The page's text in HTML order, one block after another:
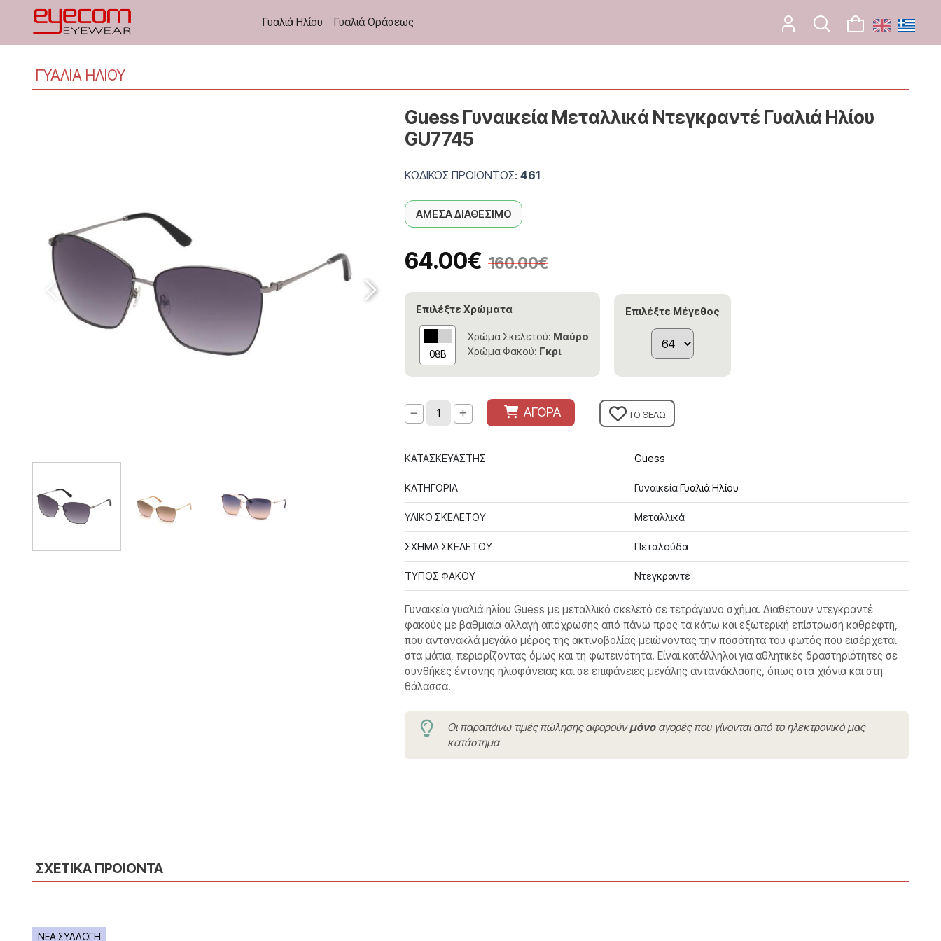
Γυαλιά Ηλίου Γυαλιά Οράσεως
ΓΥΑΛΙΑ ΗΛΙΟΥ
Guess Γυναικεία Μεταλλικά Ντεγκραντέ Γυαλιά Ηλίου
GU7745
ΚΩΔΙΚΟΣ ΠΡΟΙΟΝΤΟΣ: 461
ΑΜΕΣΑ ΔΙΑΘΕΣΙΜΟ
64.00€ 160.00€
Επιλέξτε Χρώματα
08B
Χρώμα Σκελετού: Μαύρο
Χρώμα Φακού: Γκρι
Επιλέξτε Μέγεθος
ΑΓΟΡΑ ΤΟ ΘΕΛΩ
ΚΑΤΑΣΚΕΥΑΣΤΗΣ Guess
ΚΑΤΗΓΟΡΙΑ ΓυναικείαΓυαλιά Ηλίου
ΥΛΙΚΟ ΣΚΕΛΕΤΟΥ Μεταλλικά
ΣΧΗΜΑ ΣΚΕΛΕΤΟΥ Πεταλούδα
ΤΥΠΟΣ ΦΑΚΟΥ Ντεγκραντέ
Γυναικεία γυαλιά ηλίου Guess με μεταλλικό σκελετό σε τετράγωνο σχήμα. Διαθέτουν ντεγκραντέ
φακούς με βαθμιαία αλλαγή απόχρωσης από πάνω προς τα κάτω και εξωτερική επίστρωση καθρέφτη,
που αντανακλά μεγάλο μέρος της ακτινοβολίας μειώνοντας την ποσότητα του φωτός που εισέρχεται
στα μάτια, περιορίζοντας όμως και τη φωτεινότητα. Είναι κατάλληλοι για αθλητικές δραστηριότητες σε
συνθήκες έντονης ηλιοφάνειας και σε επιφάνειες μεγάλης αντανάκλασης, όπως στα χιόνια και στη
θάλασσα.
Οι παραπάνω τιμές πώλησης αφορούνμόνοαγορές που γίνονται από το ηλεκτρονικό μας
κατάστημα
ΣΧΕΤΙΚΑ ΠΡΟΙΟΝΤΑ
ΝΕΑ ΣΥΛΛΟΓΗ